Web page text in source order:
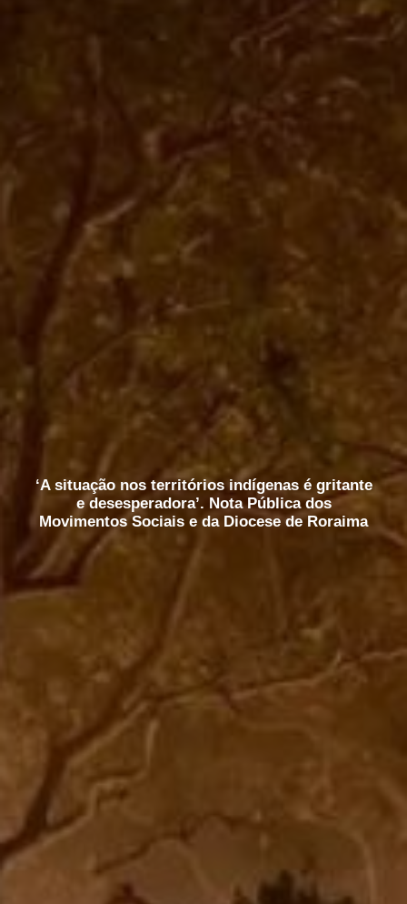
‘A situação nos territórios indígenas é gritante
e desesperadora’. Nota Pública dos
Movimentos Sociais e da Diocese de Roraima